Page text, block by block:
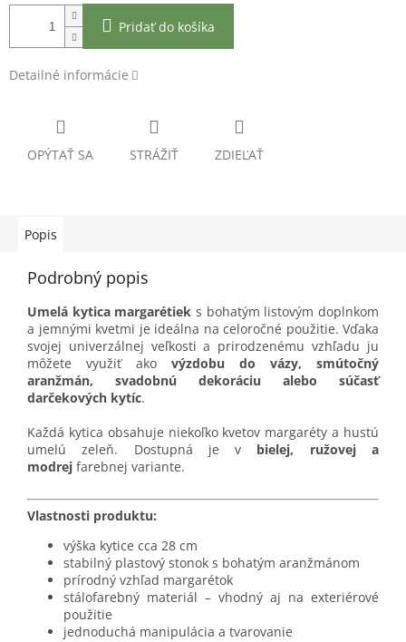
Pridať do košíka
Detailné informácie
OPÝTAŤ SA STRÁŽIŤ ZDIEĽAŤ
Popis
Podrobný popis
Umelá kytica margarétiek s bohatým listovým doplnkom
a jemnými kvetmi je ideálna na celoročné použitie. Vďaka
svojej univerzálnej veľkosti a prirodzenému vzhľadu ju
môžete využiť ako výzdobu do vázy, smútočný
aranžmán, svadobnú dekoráciu alebo súčasť
darčekových kytíc.
Každá kytica obsahuje niekoľko kvetov margaréty a hustú
umelú zeleň. Dostupná je v bielej, ružovej a
modrej farebnej variante.
Vlastnosti produktu:
výška kytice cca 28 cm
stabilný plastový stonok s bohatým aranžmánom
prírodný vzhľad margarétok
stálofarebný materiál – vhodný aj na exteriérové
použitie
jednoduchá manipulácia a tvarovanie